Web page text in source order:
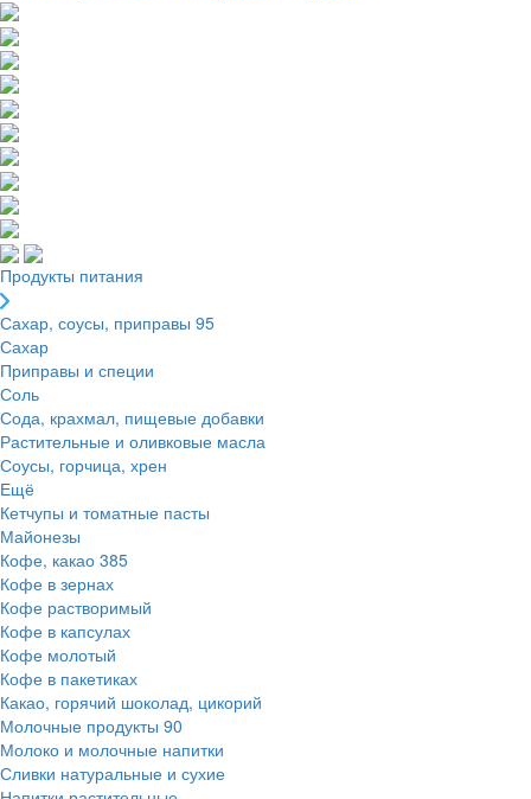
Продукты питания
Сахар, соусы, приправы 95
Сахар
Приправы и специи
Соль
Сода, крахмал, пищевые добавки
Растительные и оливковые масла
Соусы, горчица, хрен
Ещё
Кетчупы и томатные пасты
Майонезы
Кофе, какао 385
Кофе в зернах
Кофе растворимый
Кофе в капсулах
Кофе молотый
Кофе в пакетиках
Какао, горячий шоколад, цикорий
Молочные продукты 90
Молоко и молочные напитки
Сливки натуральные и сухие